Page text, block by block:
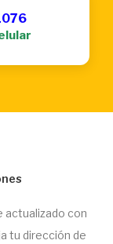
actualizado con
tu dirección de